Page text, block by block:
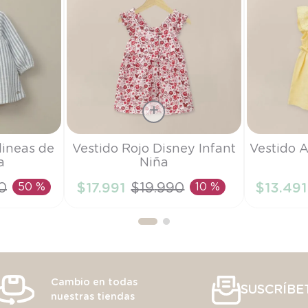
de
50 %
Talla
AÑADIR AL CARRITO
Vestido Rojo Disney Infant
Niña
$17.991 $19.990 10 %
Talla
Vestido
$13.491
Cambio en todas
nuestras tiendas